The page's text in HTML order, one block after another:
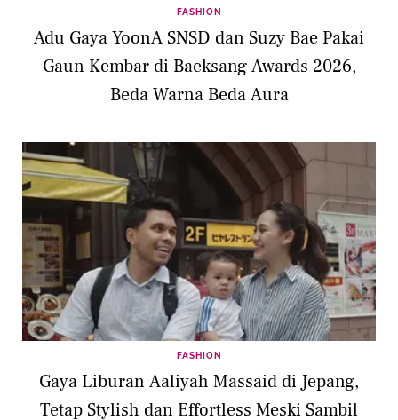
FASHION
Adu Gaya YoonA SNSD dan Suzy Bae Pakai
Gaun Kembar di Baeksang Awards 2026,
Beda Warna Beda Aura
FASHION
Gaya Liburan Aaliyah Massaid di Jepang,
Tetap Stylish dan Effortless Meski Sambil